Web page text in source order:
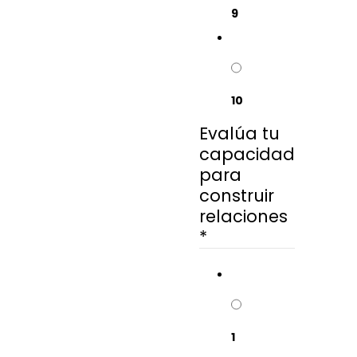
9
10
Evalúa tu
capacidad
para
construir
relaciones
*
1